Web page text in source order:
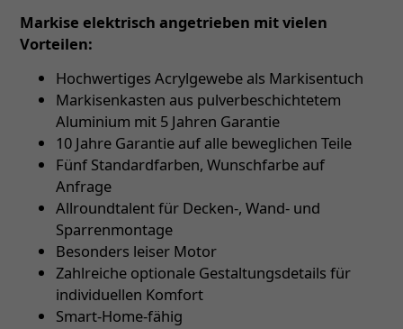
Markise elektrisch angetrieben mit vielen
Vorteilen:
Hochwertiges Acrylgewebe als Markisentuch
Markisenkasten aus pulverbeschichtetem
Aluminium mit 5 Jahren Garantie
10 Jahre Garantie auf alle beweglichen Teile
Fünf Standardfarben, Wunschfarbe auf
Anfrage
Allroundtalent für Decken-, Wand- und
Sparrenmontage
Besonders leiser Motor
Zahlreiche optionale Gestaltungsdetails für
individuellen Komfort
Smart-Home-fähig